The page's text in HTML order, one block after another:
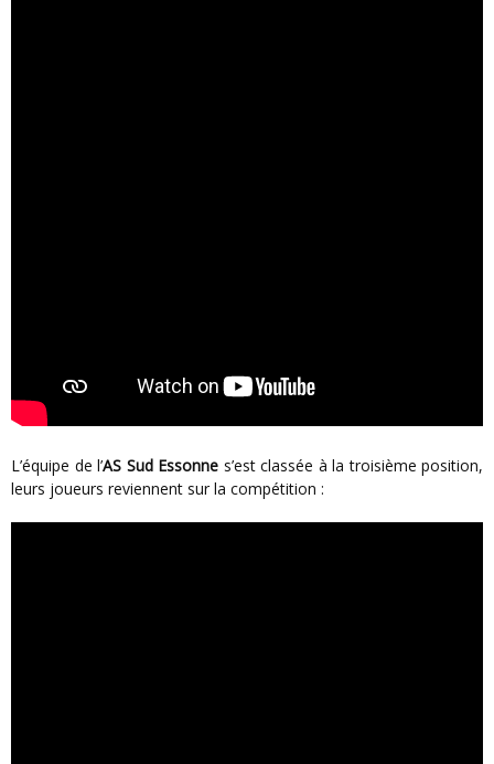
L’équipe de l’AS Sud Essonne s’est classée à la troisième position,
leurs joueurs reviennent sur la compétition :